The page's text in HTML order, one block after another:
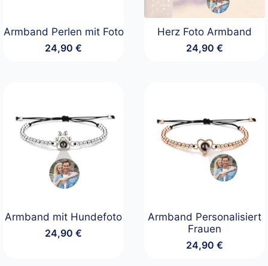
Armband Perlen mit Foto
24,90€
Herz Foto Armband
24,90 €
Armband mit Hundefoto
24,90€
Armband Personalisiert
Frauen
24,90 €